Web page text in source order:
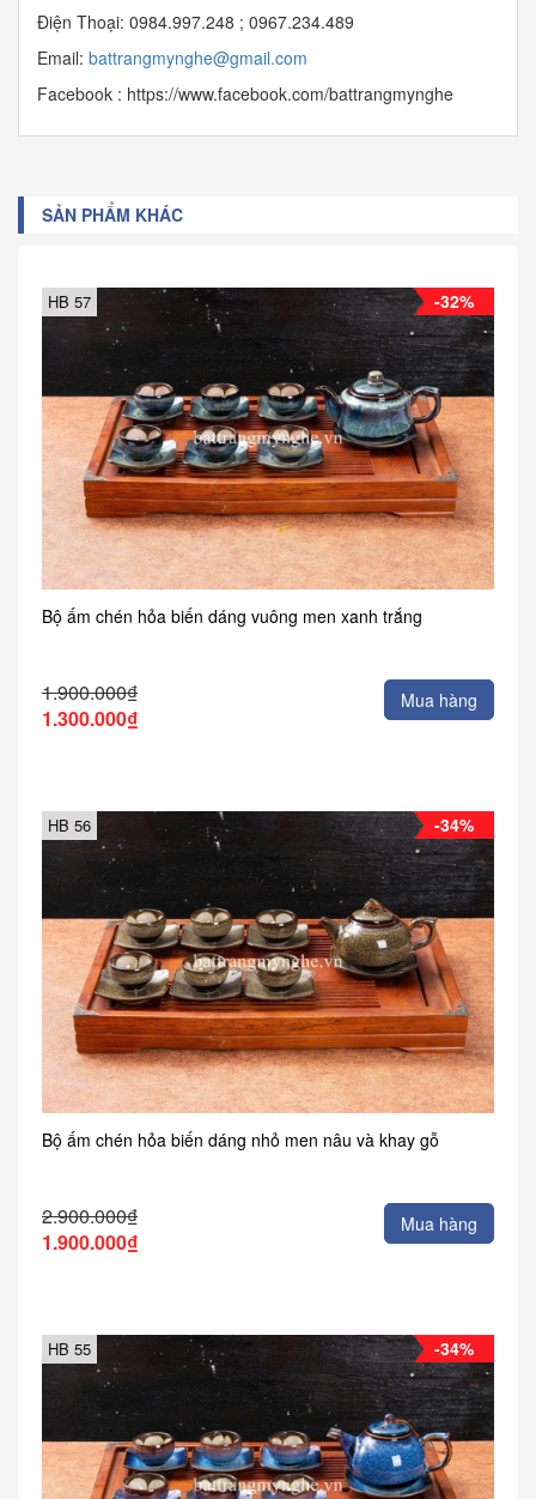
Điện Thoại: 0984.997.248 ; 0967.234.489
Email: battrangmynghe@gmail.com
Facebook : https://www.facebook.com/battrangmynghe
SẢN PHẨM KHÁC
-32%
HB 57
Bộ ấm chén hỏa biến dáng vuông men xanh trắng
1.900.000₫
1.300.000₫
Mua hàng
-34%
HB 56
Bộ ấm chén hỏa biến dáng nhỏ men nâu và khay gỗ
2.900.000₫
1.900.000₫
Mua hàng
-34%
HB 55